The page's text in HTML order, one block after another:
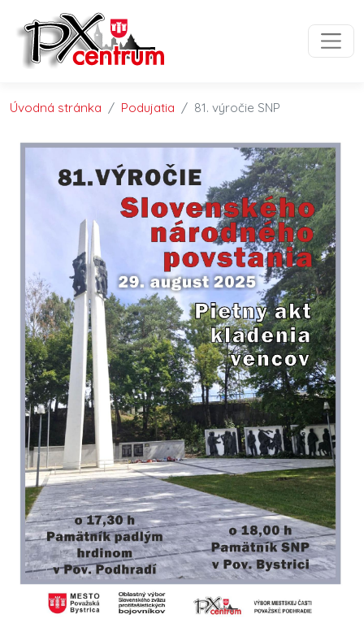
Preskočiť na obsah
Preskočiť na hlavné menu
Úvodná stránka Podujatia 81. výročie SNP